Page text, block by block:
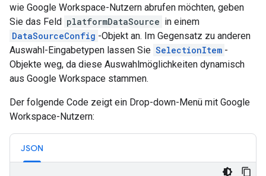
wie Google Workspace-Nutzern abrufen möchten, geben
Sie das Feld platformDataSource in einem
DataSourceConfig -Objekt an. Im Gegensatz zu anderen
Auswahl-Eingabetypen lassen Sie SelectionItem -
Objekte weg, da diese Auswahlmöglichkeiten dynamisch
aus Google Workspace stammen.
Der folgende Code zeigt ein Drop-down-Menü mit Google
Workspace-Nutzern:
JSON